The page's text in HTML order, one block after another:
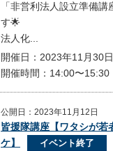
「非営利法人設立準備
す🌟
法人化...
開催日：2023年11月30日
開催時間：14:00〜15:30
公開日：2023年11月12日
皆援隊講座【ワタシが若
ケ】
イベント終了